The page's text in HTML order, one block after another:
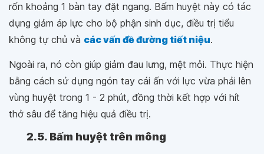
rốn khoảng 1 bàn tay đặt ngang. Bấm huyệt này có tác
dụng giảm áp lực cho bộ phận sinh dục, điều trị tiểu
không tự chủ và các vấn đề đường tiết niệu.
Ngoài ra, nó còn giúp giảm đau lưng, mệt mỏi. Thực hiện
bằng cách sử dụng ngón tay cái ấn với lực vừa phải lên
vùng huyệt trong 1 - 2 phút, đồng thời kết hợp với hít
thở sâu để tăng hiệu quả điều trị.
2.5. Bấm huyệt trên mông